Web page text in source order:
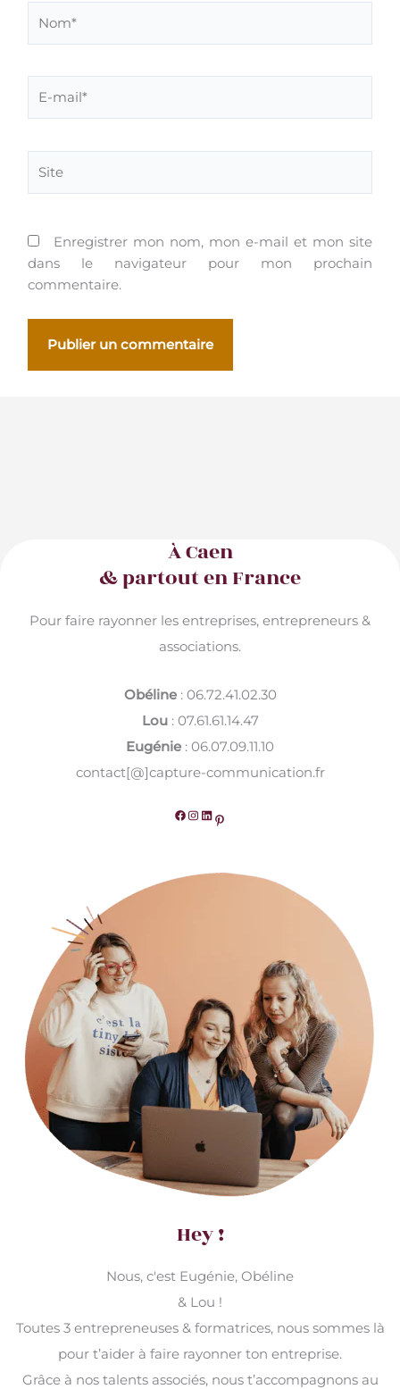
Enregistrer mon nom, mon e-mail et mon site
dans le navigateur pour mon prochain
commentaire.
À Caen
& partout en France
Pour faire rayonner les entreprises, entrepreneurs &
associations.
Obéline: 06.72.41.02.30
Lou: 07.61.61.14.47
Eugénie : 06.07.09.11.10
contact[@]capture-communication.fr
Facebook Instagram LinkedIn Pinterest
Hey !
Nous, c'est Eugénie, Obéline
& Lou !
Toutes 3 entrepreneuses & formatrices, nous sommes là
pour t’aider à faire rayonner ton entreprise.
Grâce à nos talents associés, nous t’accompagnons au